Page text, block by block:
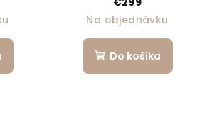
Special Edition 2026
Na objednávku
Do košíka